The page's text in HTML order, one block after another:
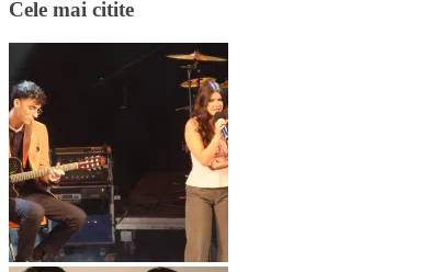
Cele mai citite